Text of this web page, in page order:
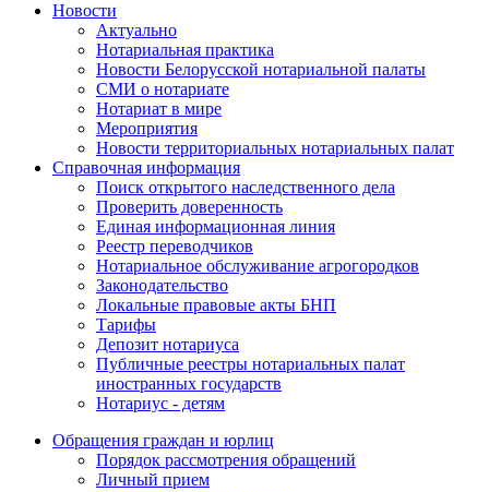
Новости
Актуально
Нотариальная практика
Новости Белорусской нотариальной палаты
СМИ о нотариате
Нотариат в мире
Мероприятия
Новости территориальных нотариальных палат
Справочная информация
Поиск открытого наследственного дела
Проверить доверенность
Единая информационная линия
Реестр переводчиков
Нотариальное обслуживание агрогородков
Законодательство
Локальные правовые акты БНП
Тарифы
Депозит нотариуса
Публичные реестры нотариальных палат
иностранных государств
Нотариус - детям
Обращения граждан и юрлиц
Порядок рассмотрения обращений
Личный прием